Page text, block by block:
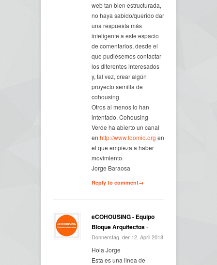
web tan bien estructurada,
no haya sabido/querido dar
una respuesta más
inteligente a este espacio
de comentarios, desde el
que pudiésemos contactar
los diferentes interesados
y, tal vez, crear algún
proyecto semilla de
cohousing.
Otros al menos lo han
intentado. Cohousing
Verde ha abierto un canal
en http://www.loomio.org en
el que empieza a haber
movimiento.
Jorge Baraosa
Reply to comment→
eCOHOUSING - Equipo
Bloque Arquitectos-
Donnerstag, der 12. April 2018
Hola Jorge
Esta es una linea de